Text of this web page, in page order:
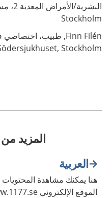
البشرية/الأمراض المعدية 2، مستشفى جامعة كارولينسكا,
Stockholm
Finn Filén,
طبيب، اختصاصي
Stockholm
المزيد من
العربية
هنا يمكنك مشاهدة المحتويات